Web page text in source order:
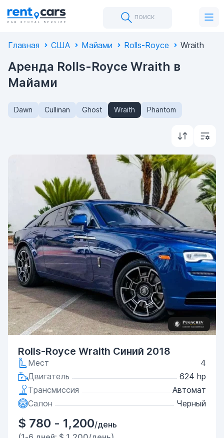
поиск
Главная США Майами Rolls-Royce Wraith
Аренда Rolls-Royce Wraith в
Майами
Dawn Cullinan Ghost Wraith Phantom
Rolls-Royce Wraith Синий 2018
Мест
4
Двигатель
624 hp
Трансмиссия
Автомат
Салон
Черный
$ 780 - 1,200/день